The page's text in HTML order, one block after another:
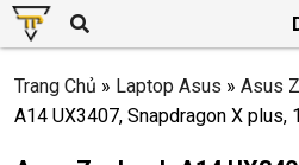
Trang Chủ » Laptop Asus » Asus
A14 UX3407, Snapdragon X plus,